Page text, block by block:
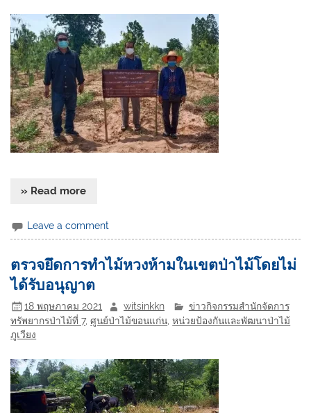
» Read more
Leave a comment
ตรวจยึดการทำไม้หวงห้ามในเขตป่าไม้โดยไม่
ได้รับอนุญาต
18 พฤษภาคม 2021 witsinkkn
ข่าวกิจกรรมสำนักจัดการ
ทรัพยากรป่าไม้ที่ 7,ศูนย์ป่าไม้ขอนแก่น,หน่วยป้องกันและพัฒนาป่าไม้
ภูเวียง